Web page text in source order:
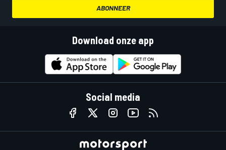
ABONNEER
Download onze app
Social media